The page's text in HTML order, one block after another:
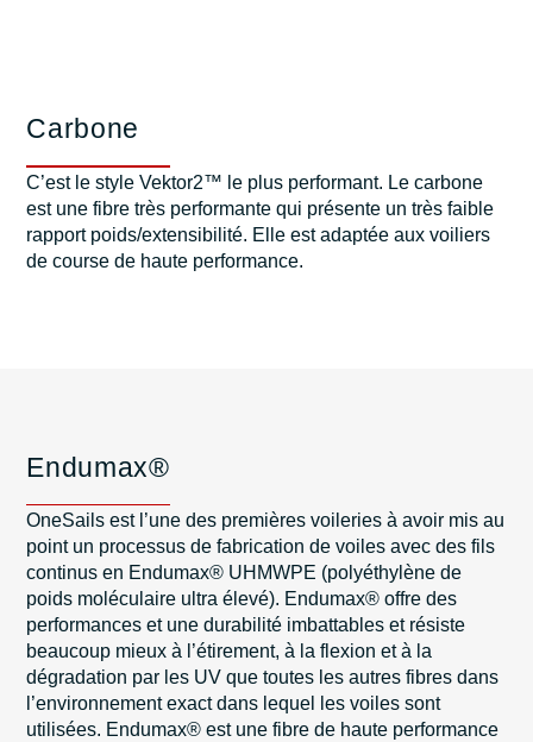
Carbone
C’est le style Vektor2™ le plus performant. Le carbone
est une fibre très performante qui présente un très faible
rapport poids/extensibilité. Elle est adaptée aux voiliers
de course de haute performance.
Endumax®
OneSails est l’une des premières voileries à avoir mis au
point un processus de fabrication de voiles avec des fils
continus en Endumax® UHMWPE (polyéthylène de
poids moléculaire ultra élevé). Endumax® offre des
performances et une durabilité imbattables et résiste
beaucoup mieux à l’étirement, à la flexion et à la
dégradation par les UV que toutes les autres fibres dans
l’environnement exact dans lequel les voiles sont
utilisées. Endumax® est une fibre de haute performance